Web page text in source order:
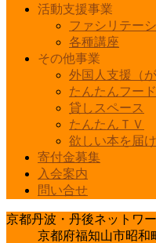
活動支援事業
ファシリテー
各種講座
その他事業
外国人支援（
たんたんフー
貸しスペース
たんたんＴＶ
欲しい本を届
寄付金募集
入会案内
問い合せ
京都丹波・丹後ネットワ
京都府福知山市昭和